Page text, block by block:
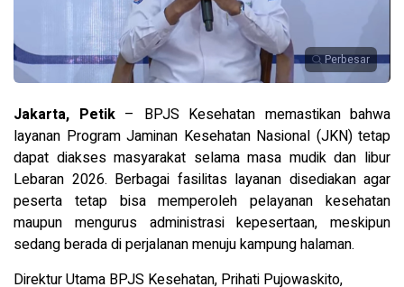
Perbesar
Jakarta, Petik– BPJS Kesehatan memastikan bahwa
layanan Program Jaminan Kesehatan Nasional (JKN) tetap
dapat diakses masyarakat selama masa mudik dan libur
Lebaran 2026. Berbagai fasilitas layanan disediakan agar
peserta tetap bisa memperoleh pelayanan kesehatan
maupun mengurus administrasi kepesertaan, meskipun
sedang berada di perjalanan menuju kampung halaman.
Direktur Utama BPJS Kesehatan, Prihati Pujowaskito,